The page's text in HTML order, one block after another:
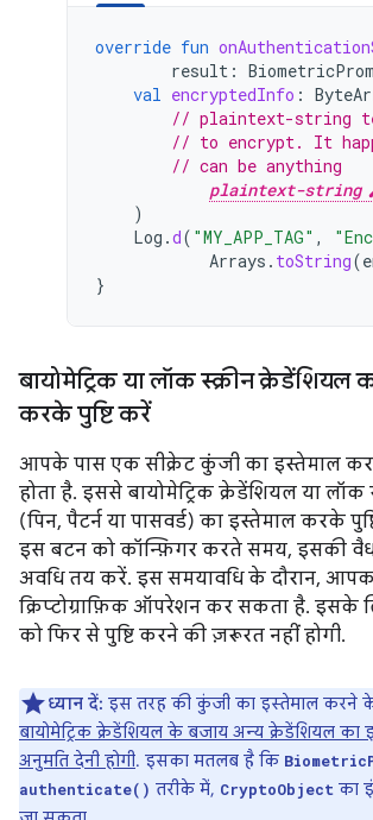
override fun
result :
val encryptedInfo :
// plaintext-string
// to encrypt. It
// can be anything
plaintext-string
)
Log .d( "MY_APP_TAG" ,
Arrays . toString(
}
बायोमेट्रिक या लॉक स्क्रीन क्रेडेंशियल
करके पुष्टि करें
आपके पास एक सीक्रेट कुंजी का इस्तेमाल
होता है. इससे बायोमेट्रिक क्रेडेंशियल या लॉक
(पिन, पैटर्न या पासवर्ड) का इस्तेमाल करके
इस बटन को कॉन्फ़िगर करते समय, इसकी
अवधि तय करें. इस समयावधि के दौरान,
क्रिप्टोग्राफ़िक ऑपरेशन कर सकता है. इसके
को फिर से पुष्टि करने की ज़रूरत नहीं होगी.
ध्यान दें: इस तरह की कुंजी का इस्तेमाल करने
बायोमेट्रिक क्रेडेंशियल के बजाय अन्य क्रेडेंशियल का
अनुमति देनी होगी. इसका मतलब है कि
authenticate() तरीके में, CryptoObject का